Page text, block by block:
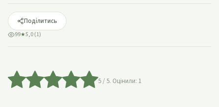
Поділитись
99★5,0 (1)
5/ 5. Оцінили: 1